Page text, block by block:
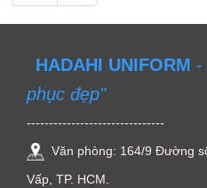
HADAHI UNIFORM -
phục đẹp"
-------------------------------
Văn phòng: 164/9 Đường
Vấp, TP. HCM.